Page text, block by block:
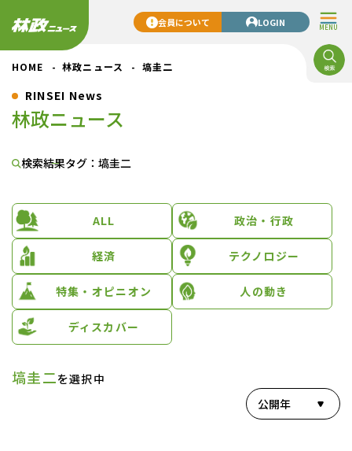
MENU
会員について LOGIN
HOME 林政ニュース 塙圭二
RINSEI News
林政ニュース
検索結果タグ：塙圭二
ALL 政治・行政
経済 テクノロジー
特集・オピニオン 人の動き
ディスカバー
塙圭二を選択中
公開年